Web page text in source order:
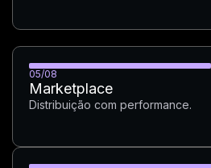
05/08
Marketplace
Distribuição com performance.